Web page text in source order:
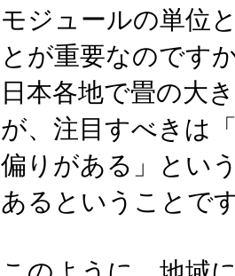
モジュールの単位
とが重要なのです
日本各地で畳の大
が、注目すべきは
偏りがある」とい
あるということで